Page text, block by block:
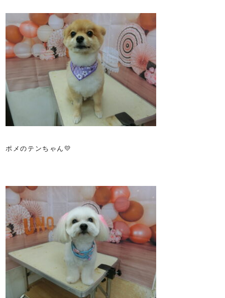
ポメのテンちゃん💛